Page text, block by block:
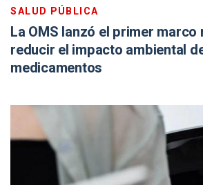
SALUD PÚBLICA
La OMS lanzó el primer marco
reducir el impacto ambiental
medicamentos